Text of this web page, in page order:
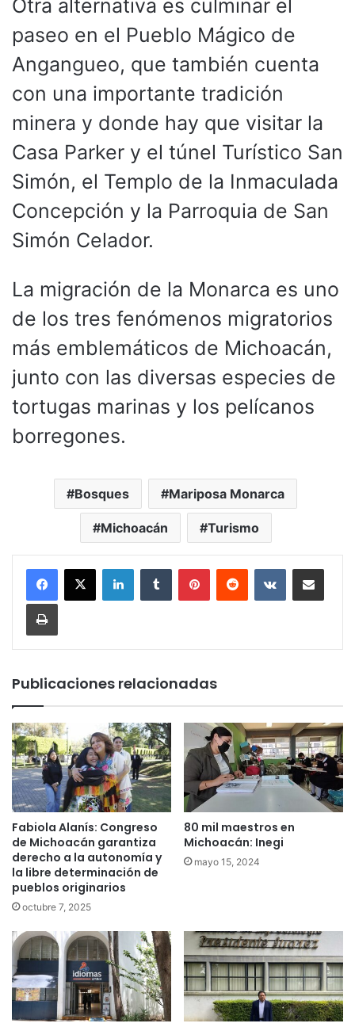
Otra alternativa es culminar el
paseo en el Pueblo Mágico de
Angangueo, que también cuenta
con una importante tradición
minera y donde hay que visitar la
Casa Parker y el túnel Turístico San
Simón, el Templo de la Inmaculada
Concepción y la Parroquia de San
Simón Celador.
La migración de la Monarca es uno
de los tres fenómenos migratorios
más emblemáticos de Michoacán,
junto con las diversas especies de
tortugas marinas y los pelícanos
borregones.
Bosques Mariposa Monarca
Michoacán Turismo
LinkedInTumblr PinterestReddit VKontakteCompartir por
Imprimir
Publicaciones relacionadas
Fabiola Alanís: Congreso
de Michoacán garantiza
derecho a la autonomía y
la libre determinación de
pueblos originarios
octubre 7, 2025
80 mil maestros en
Michoacán: Inegi
mayo 15, 2024